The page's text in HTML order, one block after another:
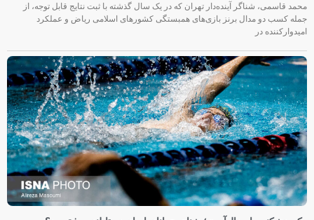
محمد قاسمی، شناگر آینده‌دار تهران که در یک سال گذشته با ثبت نتایج قابل توجه، از
جمله کسب دو مدال برنز بازی‌های همبستگی کشورهای اسلامی ریاض و عملکرد
امیدوارکننده در